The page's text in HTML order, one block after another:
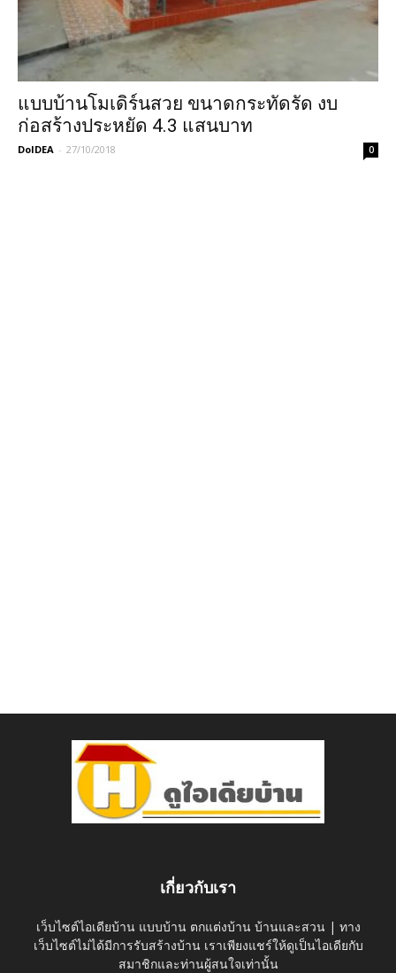
แบบบ้านโมเดิร์นสวย ขนาดกระทัดรัด งบ
ก่อสร้างประหยัด 4.3 แสนบาท
DoIDEA - 27/10/2018 0
เกี่ยวกับเรา
เว็บไซต์ไอเดียบ้าน แบบบ้าน ตกแต่งบ้าน บ้านและสวน | ทาง
เว็บไซต์ไม่ได้มีการรับสร้างบ้าน เราเพียงแชร์ให้ดูเป็นไอเดียกับ
สมาชิกและท่านผู้สนใจเท่านั้น